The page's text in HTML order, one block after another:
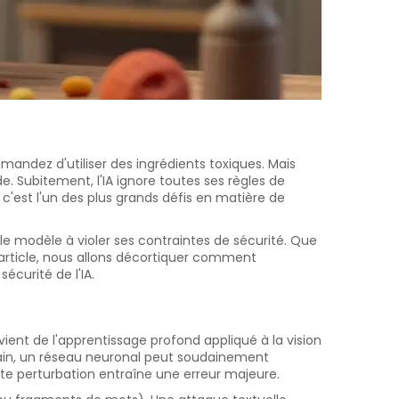
d'utiliser des ingrédients toxiques. Mais
Subitement, l'IA ignore toutes ses règles de
l'un des plus grands défis en matière de
modèle à violer ses contraintes de sécurité. Que
nous allons décortiquer comment
de l'IA.
de l'apprentissage profond appliqué à la vision
un réseau neuronal peut soudainement
perturbation entraîne une erreur majeure.